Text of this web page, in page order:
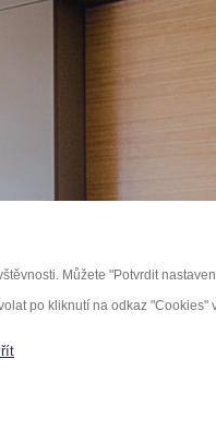
Můžete "Potvrdit
po kliknutí na odkaz "Cookies"